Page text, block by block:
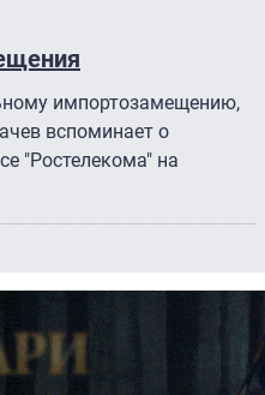
импортозамещению,
вспоминает о
"Ростелекома" на